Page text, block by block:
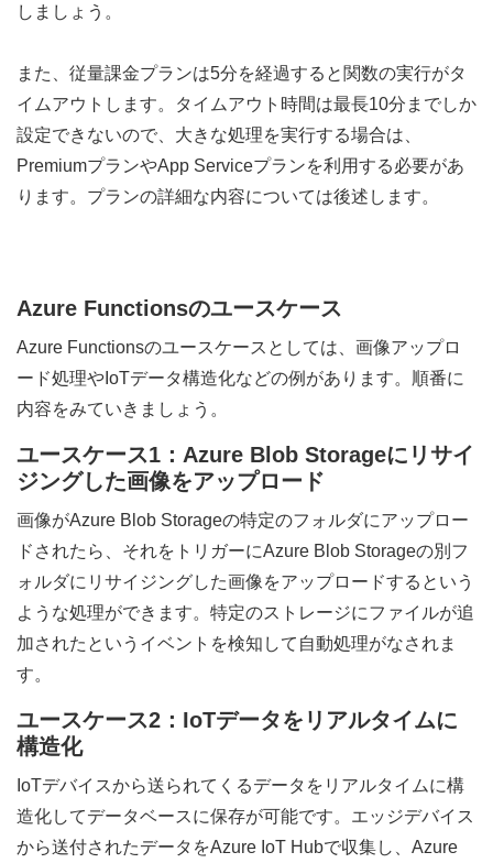
しましょう。
また、従量課金プランは5分を経過すると関数の実行がタ
イムアウトします。タイムアウト時間は最長10分までしか
設定できないので、大きな処理を実行する場合は、
PremiumプランやApp Serviceプランを利用する必要があ
ります。プランの詳細な内容については後述します。
Azure Functionsのユースケース
Azure Functionsのユースケースとしては、画像アップロ
ード処理やIoTデータ構造化などの例があります。順番に
内容をみていきましょう。
ユースケース1：Azure Blob Storageにリサイ
ジングした画像をアップロード
画像がAzure Blob Storageの特定のフォルダにアップロー
ドされたら、それをトリガーにAzure Blob Storageの別フ
ォルダにリサイジングした画像をアップロードするという
ような処理ができます。特定のストレージにファイルが追
加されたというイベントを検知して自動処理がなされま
す。
ユースケース2：IoTデータをリアルタイムに
構造化
IoTデバイスから送られてくるデータをリアルタイムに構
造化してデータベースに保存が可能です。エッジデバイス
から送付されたデータをAzure IoT Hubで収集し、Azure